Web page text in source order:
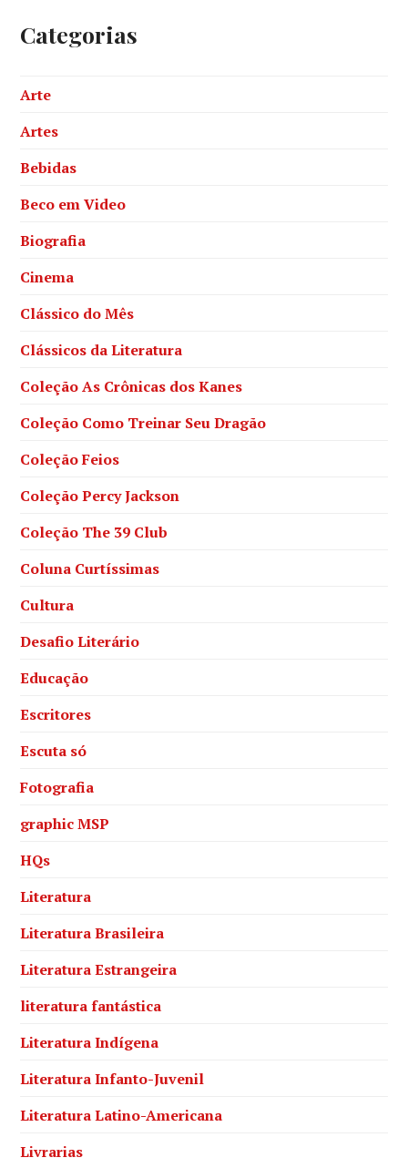
Categorias
Arte
Artes
Bebidas
Beco em Video
Biografia
Cinema
Clássico do Mês
Clássicos da Literatura
Coleção As Crônicas dos Kanes
Coleção Como Treinar Seu Dragão
Coleção Feios
Coleção Percy Jackson
Coleção The 39 Club
Coluna Curtíssimas
Cultura
Desafio Literário
Educação
Escritores
Escuta só
Fotografia
graphic MSP
HQs
Literatura
Literatura Brasileira
Literatura Estrangeira
literatura fantástica
Literatura Indígena
Literatura Infanto-Juvenil
Literatura Latino-Americana
Livrarias